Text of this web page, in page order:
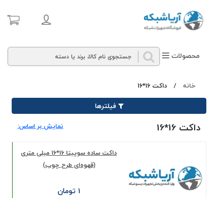
محصولات
خانه / داکت 16*16
فیلترها
داکت 16*16 نمایش بر اساس:
داکت ساده سوپیتا 16*16 میلی‌ متری
(قهوه‌ای طرح چوب)
1 تومان